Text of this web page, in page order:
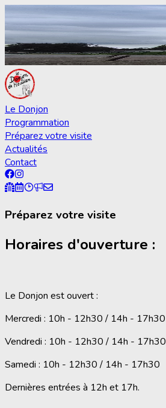
Le Donjon
Programmation
Préparez votre visite
Actualités
Contact
Préparez votre visite
Horaires d'ouverture :
Le Donjon est ouvert :
Mercredi : 10h - 12h30 / 14h - 17h30
Vendredi : 10h - 12h30 / 14h - 17h30
Samedi : 10h - 12h30 / 14h - 17h30
Dernières entrées à 12h et 17h.